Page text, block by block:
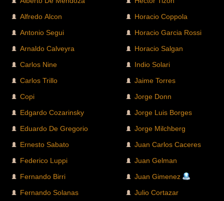
Alfredo Alcon
Antonio Segui
Arnaldo Calveyra
Carlos Nine
Carlos Trillo
Copi
Edgardo Cozarinsky
Eduardo De Gregorio
Ernesto Sabato
Federico Luppi
Fernando Birri
Fernando Solanas
Horacio Coppola
Horacio Garcia Rossi
Horacio Salgan
Indio Solari
Jaime Torres
Jorge Donn
Jorge Luis Borges
Jorge Milchberg
Juan Carlos Caceres
Juan Gelman
Juan Gimenez
Julio Cortazar